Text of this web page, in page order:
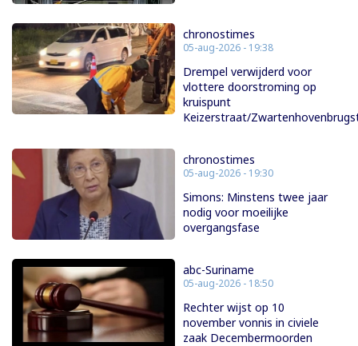
chronostimes
05-aug-2026 - 19:38
Drempel verwijderd voor
vlottere doorstroming op
kruispunt
Keizerstraat/
chronostimes
05-aug-2026 - 19:30
Simons: Minstens twee jaar
nodig voor moeilijke
overgangsfase
abc-Suriname
05-aug-2026 - 18:50
Rechter wijst op 10
november vonnis in civiele
zaak Decembermoorden